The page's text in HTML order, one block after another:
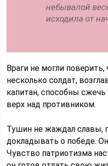
небывалой
исходила от
Враги не могли
несколько солдат,
капитан, способны
верх над противником.
Тушин не жаждал славы,
докладывать о победе.
Чувство патриотизма